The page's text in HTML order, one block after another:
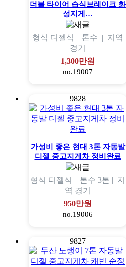
더블 타이어 습식브레이크 화
성지게…
형식 디젤식 | 톤수 | 지역
경기
1,300만원
no.19007
9828
가성비 좋은 현대 3톤 자동발
디젤 중고지게차 정비완료
형식 디젤식 | 톤수 3톤 | 지
역 경기
950만원
no.19006
9827